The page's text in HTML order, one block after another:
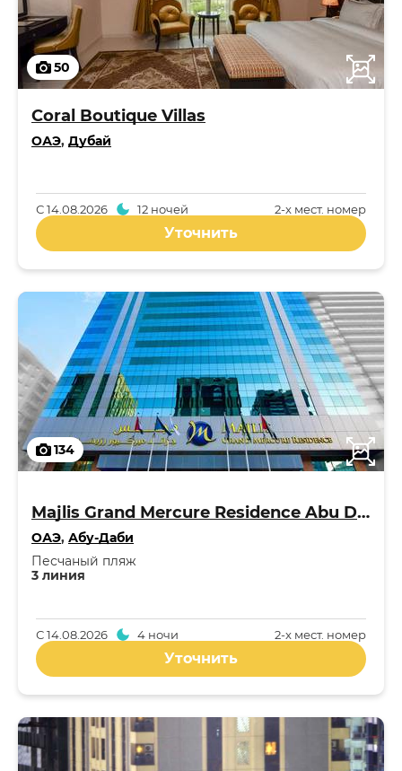
50
Coral Boutique Villas
ОАЭ, Дубай
2-x мест. номер
С14.08.2026 12 ночей
Уточнить
134
Majlis Grand Mercure Residence Abu Dhabi 5*
ОАЭ, Абу-Даби
3 линия
Песчаный пляж
2-x мест. номер
С14.08.2026 4 ночи
Уточнить